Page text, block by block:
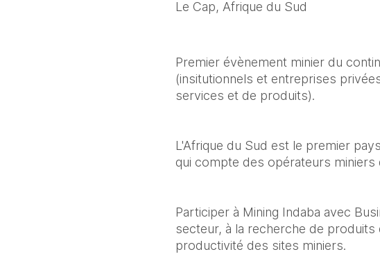
Le Cap, Afrique du Sud
Premier évènement minier du
(insitutionnels et entreprises
services et de produits).
L'Afrique du Sud est le premier
qui compte des opérateurs miniers
Participer à Mining Indaba avec
secteur, à la recherche de
productivité des sites miniers.